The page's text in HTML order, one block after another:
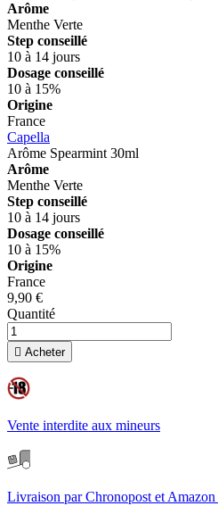
Arôme
Menthe Verte
Step conseillé
10 à 14 jours
Dosage conseillé
10 à 15%
Origine
France
Capella
Arôme Spearmint 30ml
Arôme
Menthe Verte
Step conseillé
10 à 14 jours
Dosage conseillé
10 à 15%
Origine
France
9,90 €
Quantité
 Acheter
Vente interdite aux mineurs
Livraison par Chronopost et